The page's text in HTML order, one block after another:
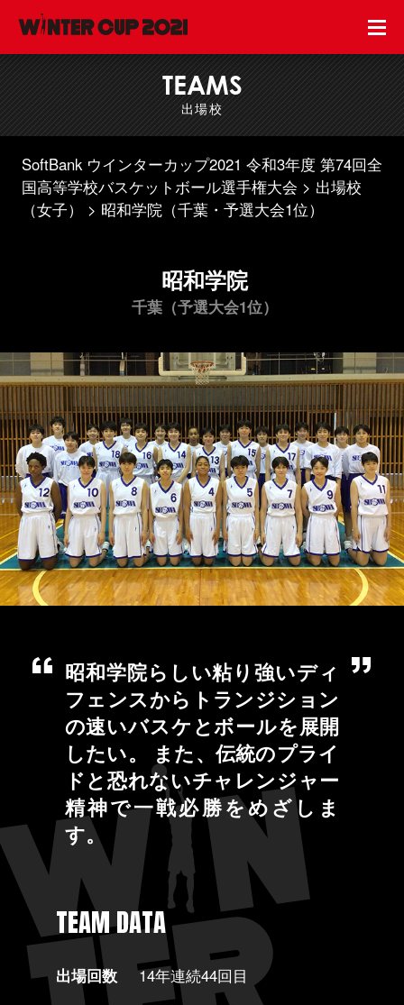
TEAMS
出場校
SoftBank ウインターカップ2021 令和3年度 第74回全
国高等学校バスケットボール選手権大会
出場校
（女子）
昭和学院（千葉・予選大会1位）
昭和学院
千葉（予選大会1位）
昭和学院らしい粘り強いディ
フェンスからトランジション
の速いバスケとボールを展開
したい。 また、伝統のプライ
ドと恐れないチャレンジャー
精神で一戦必勝をめざしま
す。
TEAM DATA
出場回数
14年連続44回目